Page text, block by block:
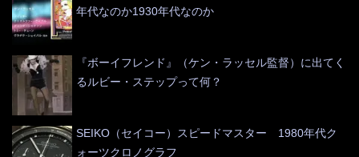
年代なのか1930年代なのか
『ボーイフレンド』（ケン・ラッセル監督）に出てく
るルビー・ステップって何？
SEIKO（セイコー）スピードマスター 1980年代ク
ォーツクロノグラフ